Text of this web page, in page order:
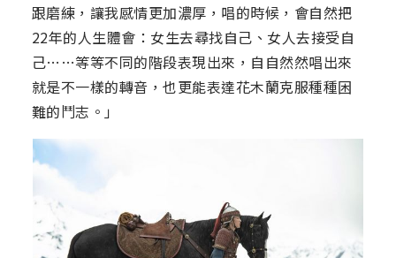
跟磨練，讓我感情更加濃厚，唱的時候，會自然把
22年的人生體會：女生去尋找自己、女人去接受自
己……等等不同的階段表現出來，自自然然唱出來
就是不一樣的轉音，也更能表達花木蘭克服種種困
難的鬥志。」